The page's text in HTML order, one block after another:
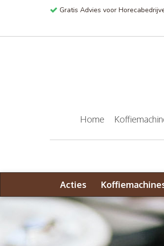
Gratis Advies voor
Home
Acties